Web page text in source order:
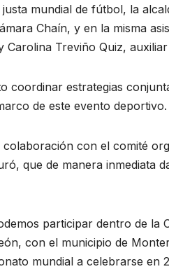
mundial de fútbol, la
Chaín, y en la misma
Treviño Quiz,
coordinar estrategias
de este evento deportivo.
con el comité
que de manera inmediata
participar dentro de la
con el municipio de
mundial a celebrarse en